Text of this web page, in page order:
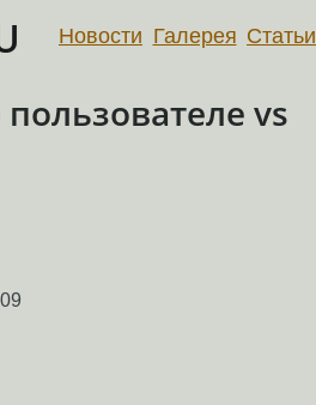
Новости Галерея Статьи
vs